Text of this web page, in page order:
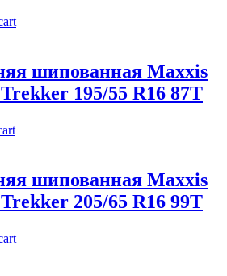
шипованная Maxxis
195/55 R16 87T
шипованная Maxxis
205/65 R16 99T